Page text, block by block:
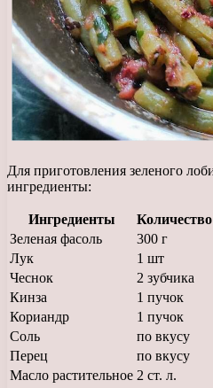
Для приготовления зеленого
ингредиенты:
Ингредиенты
Количество
Зеленая фасоль
300 г
Лук
1 шт
Чеснок
2 зубчика
Кинза
1 пучок
Кориандр
1 пучок
Соль
по вкусу
Перец
по вкусу
Масло растительное 2 ст. л.